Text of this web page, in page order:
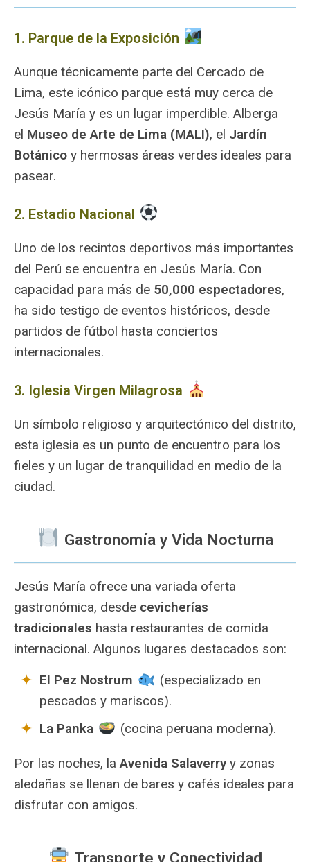
1. Parque de la Exposición
Aunque técnicamente parte del Cercado de
Lima, este icónico parque está muy cerca de
Jesús María y es un lugar imperdible. Alberga
el Museo de Arte de Lima (MALI), el Jardín
Botánico y hermosas áreas verdes ideales para
pasear.
2. Estadio Nacional
Uno de los recintos deportivos más importantes
del Perú se encuentra en Jesús María. Con
capacidad para más de 50,000 espectadores,
ha sido testigo de eventos históricos, desde
partidos de fútbol hasta conciertos
internacionales.
3. Iglesia Virgen Milagrosa
Un símbolo religioso y arquitectónico del distrito,
esta iglesia es un punto de encuentro para los
fieles y un lugar de tranquilidad en medio de la
ciudad.
️ Gastronomía y Vida Nocturna
Jesús María ofrece una variada oferta
gastronómica, desde cevicherías
tradicionales hasta restaurantes de comida
internacional. Algunos lugares destacados son:
El Pez Nostrum
(especializado en
pescados y mariscos).
La Panka
(cocina peruana moderna).
Por las noches, laAvenida Salaverryy zonas
aledañas se llenan de bares y cafés ideales para
disfrutar con amigos.
Transporte y Conectividad